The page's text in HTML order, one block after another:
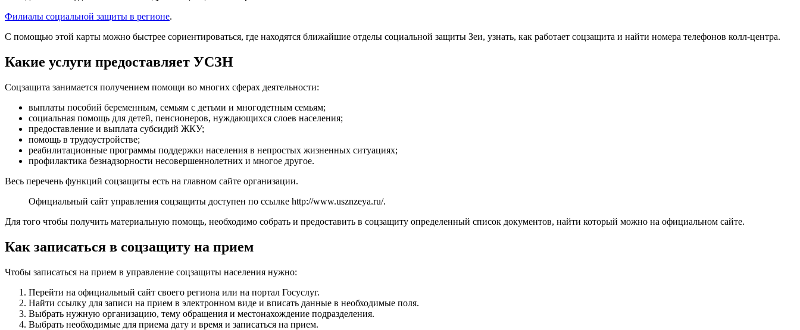
Филиалы социальной защиты в регионе.
С помощью этой карты можно быстрее сориентироваться, где находятся ближайшие отделы социальной защиты Зеи, узнать, как работает соцзащита и найти номера телефонов колл-центра.
Какие услуги предоставляет УСЗН
Соцзащита занимается получением помощи во многих сферах деятельности:
выплаты пособий беременным, семьям с детьми и многодетным семьям;
социальная помощь для детей, пенсионеров, нуждающихся слоев населения;
предоставление и выплата субсидий ЖКУ;
помощь в трудоустройстве;
реабилитационные программы поддержки населения в непростых жизненных ситуациях;
профилактика безнадзорности несовершеннолетних и многое другое.
Весь перечень функций соцзащиты есть на главном сайте организации.
Официальный сайт управления соцзащиты доступен по ссылке http://www.usznzeya.ru/.
Для того чтобы получить материальную помощь, необходимо собрать и предоставить в соцзащиту определенный список документов, найти который можно на официальном сайте.
Как записаться в соцзащиту на прием
Чтобы записаться на прием в управление соцзащиты населения нужно:
Перейти на официальный сайт своего региона или на портал Госуслуг.
Найти ссылку для записи на прием в электронном виде и вписать данные в необходимые поля.
Выбрать нужную организацию, тему обращения и местонахождение подразделения.
Выбрать необходимые для приема дату и время и записаться на прием.